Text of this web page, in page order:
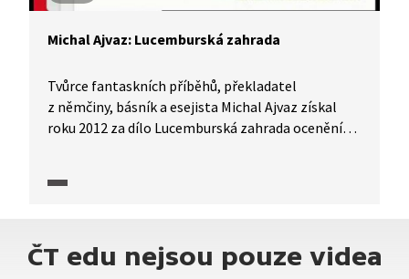
Michal Ajvaz: Lucemburská zahrada
Tvůrce fantaskních příběhů, překladatel
z němčiny, básník a esejista Michal Ajvaz získal
roku 2012 za dílo Lucemburská zahrada ocenění
ČT edu nejsou pouze videa